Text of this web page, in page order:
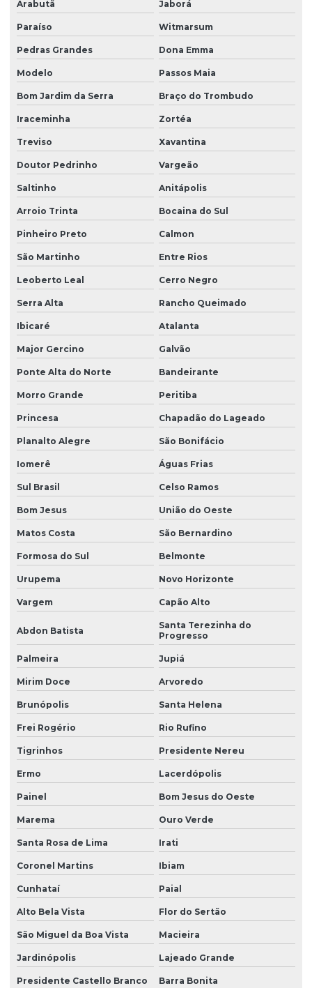
Arabutã Jaborá
Paraíso Witmarsum
Pedras Grandes Dona Emma
Modelo Passos Maia
Bom Jardim da Serra Braço do Trombudo
Iraceminha Zortéa
Treviso Xavantina
Doutor Pedrinho Vargeão
Saltinho Anitápolis
Arroio Trinta Bocaina do Sul
Pinheiro Preto Calmon
São Martinho Entre Rios
Leoberto Leal Cerro Negro
Serra Alta Rancho Queimado
Ibicaré Atalanta
Major Gercino Galvão
Ponte Alta do Norte Bandeirante
Morro Grande Peritiba
Princesa Chapadão do Lageado
Planalto Alegre São Bonifácio
Iomerê Águas Frias
Sul Brasil Celso Ramos
Bom Jesus União do Oeste
Matos Costa São Bernardino
Formosa do Sul Belmonte
Urupema Novo Horizonte
Vargem Capão Alto
Abdon Batista
Santa Terezinha do
Progresso
Palmeira Jupiá
Mirim Doce Arvoredo
Brunópolis Santa Helena
Frei Rogério Rio Rufino
Tigrinhos Presidente Nereu
Ermo Lacerdópolis
Painel Bom Jesus do Oeste
Marema Ouro Verde
Santa Rosa de Lima Irati
Coronel Martins Ibiam
Cunhataí Paial
Alto Bela Vista Flor do Sertão
São Miguel da Boa Vista Macieira
Jardinópolis Lajeado Grande
Presidente Castello Branco Barra Bonita